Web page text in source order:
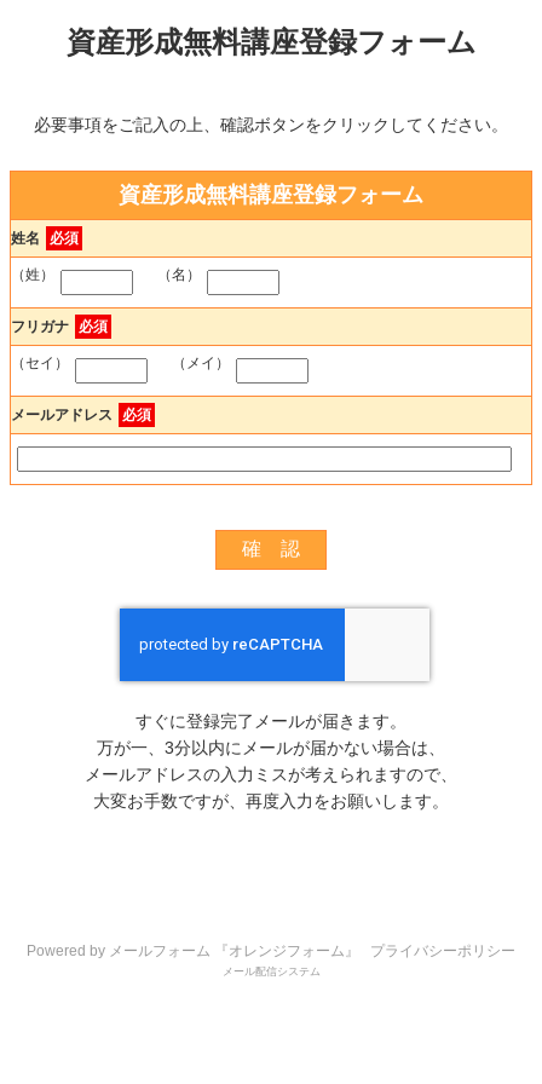
資産形成無料講座登録フォーム
必要事項をご記入の上、確認ボタンをクリックしてください。
資産形成無料講座登録フォーム
姓名 必須
（姓） （名）
フリガナ 必須
（セイ） （メイ）
メールアドレス 必須
すぐに登録完了メールが届きます。
万が一、3分以内にメールが届かない場合は、
メールアドレスの入力ミスが考えられますので、
大変お手数ですが、再度入力をお願いします。
Powered by メールフォーム 『オレンジフォーム』 プライバシーポリシー
メール配信システム